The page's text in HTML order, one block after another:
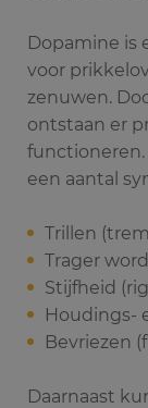
Dopamine is
voor
zenuwen.
ontstaan er
functioneren.
een aantal
Trillen
Trager
Stijfheid
Houdings-
Bevriezen
Daarnaast